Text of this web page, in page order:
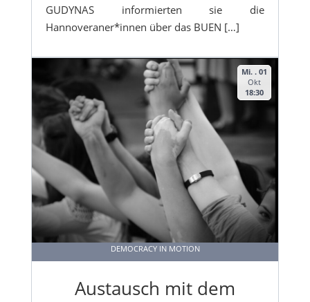
GUDYNAS informierten sie die
Hannoveraner*innen über das BUEN […]
Mi. . 01
Okt
18:30
DEMOCRACY IN MOTION
Austausch mit dem